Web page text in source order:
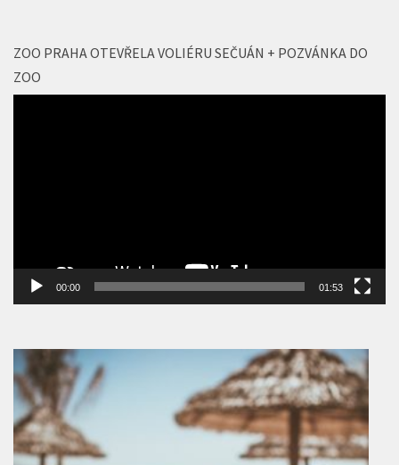
ZOO PRAHA OTEVŘELA VOLIÉRU SEČUÁN + POZVÁNKA DO
ZOO
00:00 01:53